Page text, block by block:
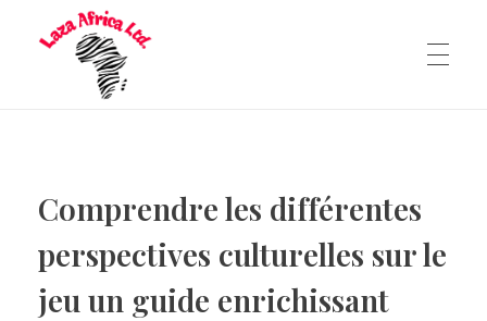
Comprendre les différentes
perspectives culturelles sur le
jeu un guide enrichissant